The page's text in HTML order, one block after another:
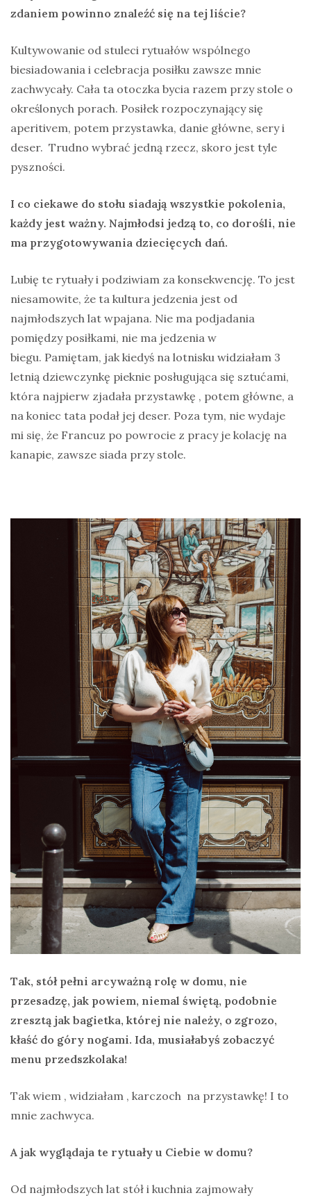
zdaniem powinno znaleźć się na tej liście?
Kultywowanie od stuleci rytuałów wspólnego
biesiadowania i celebracja posiłku zawsze mnie
zachwycały. Cała ta otoczka bycia razem przy stole o
określonych porach. Posiłek rozpoczynający się
aperitivem, potem przystawka, danie główne, sery i
deser. Trudno wybrać jedną rzecz, skoro jest tyle
pyszności.
I co ciekawe do stołu siadają wszystkie pokolenia,
każdy jest ważny. Najmłodsi jedzą to, co dorośli, nie
ma przygotowywania dziecięcych dań.
Lubię te rytuały i podziwiam za konsekwencję. To jest
niesamowite, że ta kultura jedzenia jest od
najmłodszych lat wpajana. Nie ma podjadania
pomiędzy posiłkami, nie ma jedzenia w
biegu. Pamiętam, jak kiedyś na lotnisku widziałam 3
letnią dziewczynkę pieknie posługująca się sztućami,
która najpierw zjadała przystawkę , potem główne, a
na koniec tata podał jej deser. Poza tym, nie wydaje
mi się, że Francuz po powrocie z pracy je kolację na
kanapie, zawsze siada przy stole.
Tak, stół pełni arcyważną rolę w domu, nie
przesadzę, jak powiem, niemal świętą, podobnie
zresztą jak bagietka, której nie należy, o zgrozo,
kłaść do góry nogami. Ida, musiałabyś zobaczyć
menu przedszkolaka!
Tak wiem , widziałam , karczoch na przystawkę! I to
mnie zachwyca.
A jak wyglądaja te rytuały u Ciebie w domu?
Od najmłodszych lat stół i kuchnia zajmowały